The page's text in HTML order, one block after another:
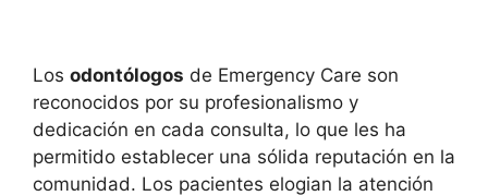
Los odontólogos de Emergency Care son
reconocidos por su profesionalismo y
dedicación en cada consulta, lo que les ha
permitido establecer una sólida reputación en la
comunidad. Los pacientes elogian la atención